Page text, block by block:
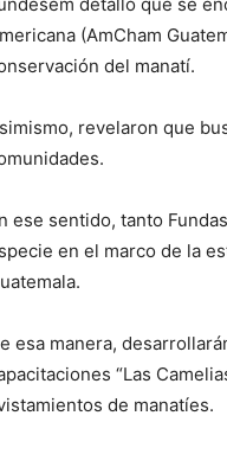
(AmCham
del manatí.
revelaron que
ese sentido, tanto
en el marco de la
esa manera,
“Las
de manatíes.